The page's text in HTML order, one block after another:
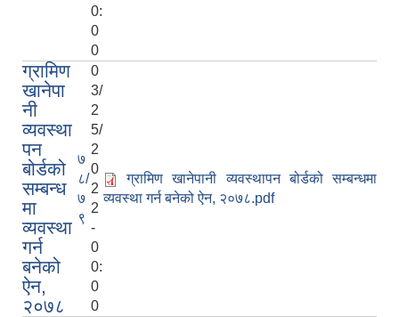
0:
0
0
ग्रामिण
खानेपा
नी
व्यवस्था
पन
बोर्डको
सम्बन्ध
मा
व्यवस्था
गर्न
बनेको
ऐन,
२०७८
७
८/
७
९
0
3/
2
5/
2
0
2
2
-
0
0:
0
0
ग्रामिण खानेपानी व्यवस्थापन बोर्डको सम्बन्धमा
व्यवस्था गर्न बनेको ऐन, २०७८.pdf